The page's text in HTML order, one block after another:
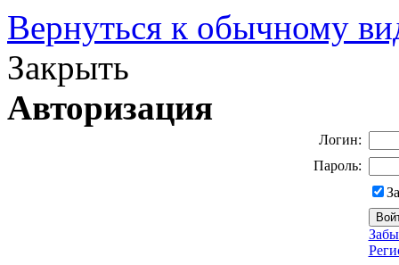
Вернуться к обычному
Закрыть
Авторизация
Логин:
Пароль: